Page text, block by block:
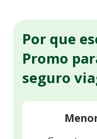
Por que
Promo
seguro